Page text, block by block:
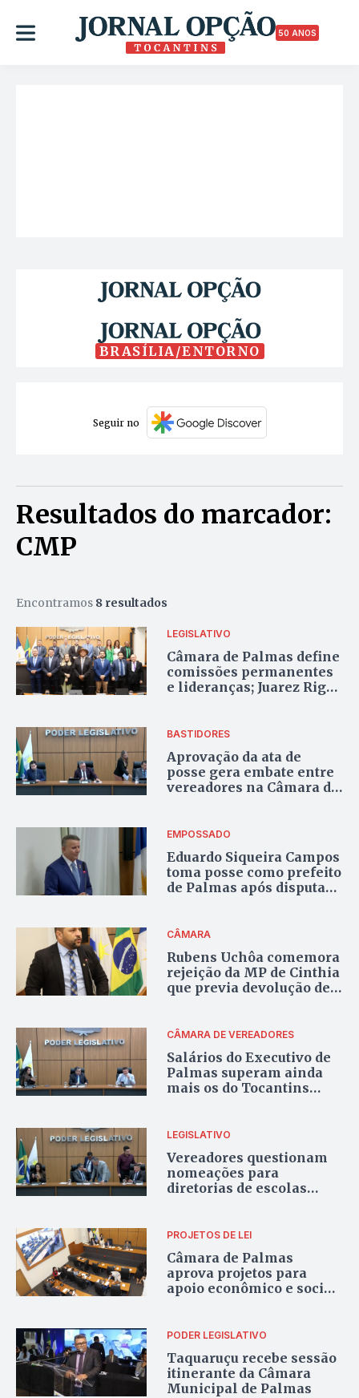
50 ANOS
BRASÍLIA/ENTORNO
Seguir no
Resultados do marcador:
CMP
Encontramos 8 resultados
LEGISLATIVO
Câmara de Palmas define
comissões permanentes
e lideranças; Juarez Rigol
BASTIDORES
Aprovação da ata de
posse gera embate entre
vereadores na Câmara de
EMPOSSADO
Eduardo Siqueira Campos
toma posse como prefeito
de Palmas após disputa
CÂMARA
Rubens Uchôa comemora
rejeição da MP de Cinthia
que previa devolução de
CÂMARA DE VEREADORES
Salários do Executivo de
Palmas superam ainda
mais os do Tocantins
LEGISLATIVO
Vereadores questionam
nomeações para
diretorias de escolas
PROJETOS DE LEI
Câmara de Palmas
aprova projetos para
apoio econômico e social
PODER LEGISLATIVO
Taquaruçu recebe sessão
itinerante da Câmara
Municipal de Palmas